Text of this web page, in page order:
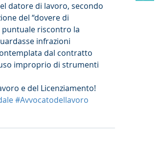
datore di lavoro, secondo
del “dovere di
puntuale riscontro la
infrazioni
dal contratto
improprio di strumenti
e del Licenziamento!
#Avvocatodellavoro